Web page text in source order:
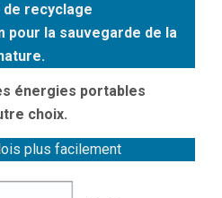
recyclage
pour la sauvegarde de la
énergies portables
choix.
plus facilement